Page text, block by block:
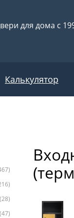
для дома с
Калькулятор
(28)
(47)